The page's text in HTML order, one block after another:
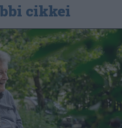
cikkei